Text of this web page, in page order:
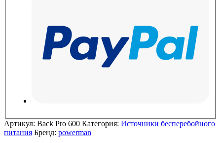
Артикул: Back Pro 600 Категория: Источники бесперебойного
питания Бренд: powerman